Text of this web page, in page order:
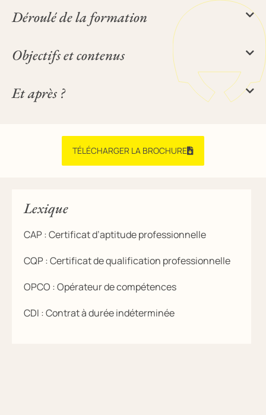
Déroulé de la formation
Objectifs et contenus
Et après ?
TÉLÉCHARGER LA BROCHURE
Lexique
CAP : Certificat d’aptitude professionnelle
CQP : Certificat de qualification professionnelle
OPCO : Opérateur de compétences
CDI : Contrat à durée indéterminée